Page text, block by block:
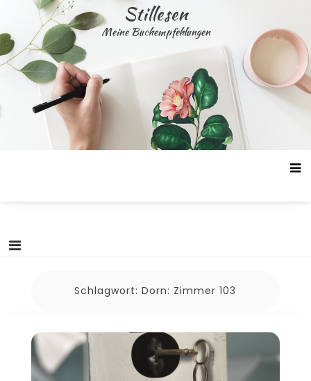
content
Stillesen
Meine Buchempfehlungen
Schlagwort:Dorn: Zimmer 103